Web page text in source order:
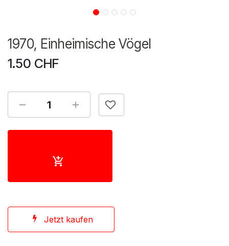
1970, Einheimische Vögel
1.50 CHF
Jetzt kaufen